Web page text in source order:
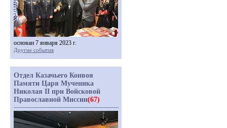
основан 7 января 2023 г.
Другие события
Отдел Казачьего Конвоя
Памяти Царя Мученика
Николая II при Войсковой
Православной Миссии(67)